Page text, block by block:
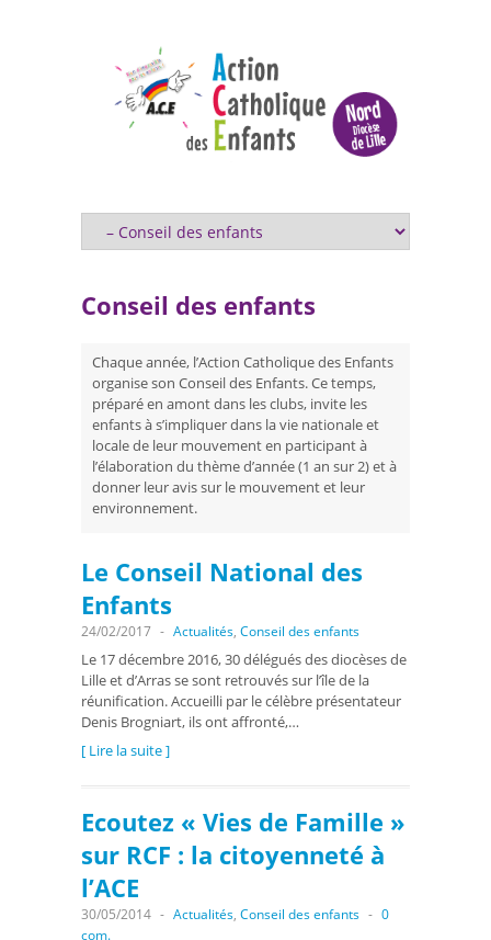
Conseil des enfants
Chaque année, l’Action Catholique des Enfants
organise son Conseil des Enfants. Ce temps,
préparé en amont dans les clubs, invite les
enfants à s’impliquer dans la vie nationale et
locale de leur mouvement en participant à
l’élaboration du thème d’année (1 an sur 2) et à
donner leur avis sur le mouvement et leur
environnement.
Le Conseil National des
Enfants
24/02/2017 - Actualités, Conseil des enfants
Le 17 décembre 2016, 30 délégués des diocèses de
Lille et d’Arras se sont retrouvés sur l’île de la
réunification. Accueilli par le célèbre présentateur
Denis Brogniart, ils ont affronté,…
[ Lire la suite ]
Ecoutez « Vies de Famille »
sur RCF : la citoyenneté à
l’ACE
30/05/2014 - Actualités, Conseil des enfants - 0
com.